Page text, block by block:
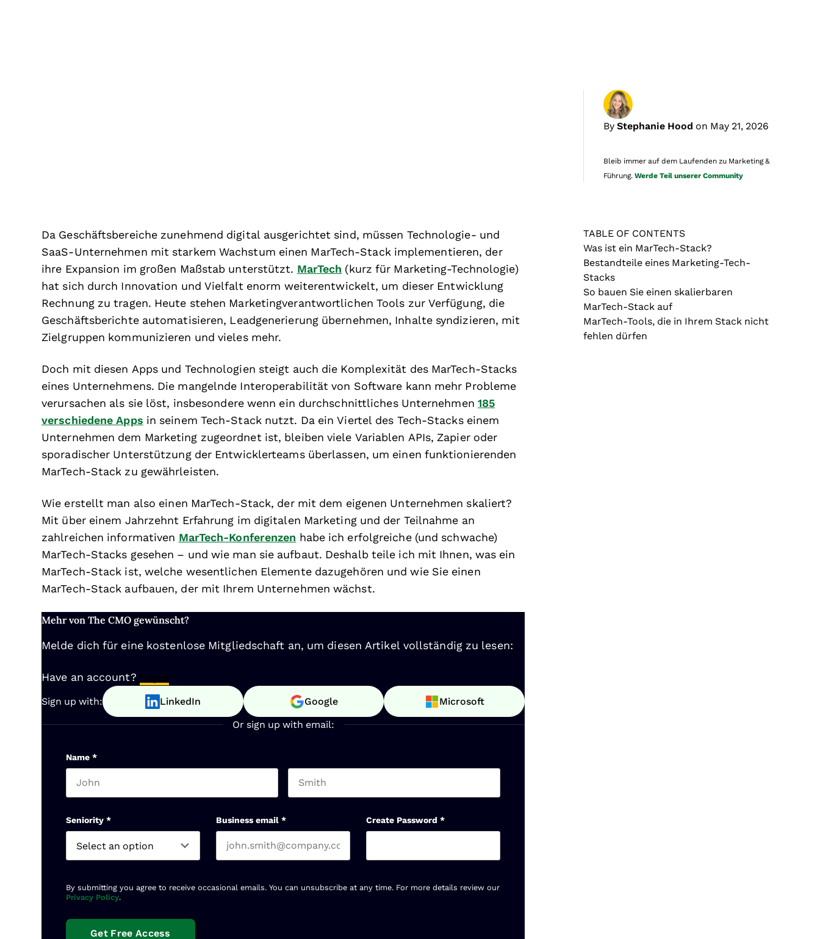
By Stephanie Hood on May 21, 2026
Bleib immer auf dem Laufenden zu Marketing &
Führung. Werde Teil unserer Community
Da Geschäftsbereiche zunehmend digital ausgerichtet sind, müssen Technologie- und
SaaS-Unternehmen mit starkem Wachstum einen MarTech-Stack implementieren, der
ihre Expansion im großen Maßstab unterstützt. MarTech (kurz für Marketing-Technologie)
hat sich durch Innovation und Vielfalt enorm weiterentwickelt, um dieser Entwicklung
Rechnung zu tragen. Heute stehen Marketingverantwortlichen Tools zur Verfügung, die
Geschäftsberichte automatisieren, Leadgenerierung übernehmen, Inhalte syndizieren, mit
Zielgruppen kommunizieren und vieles mehr.
Doch mit diesen Apps und Technologien steigt auch die Komplexität des MarTech-Stacks
eines Unternehmens. Die mangelnde Interoperabilität von Software kann mehr Probleme
verursachen als sie löst, insbesondere wenn ein durchschnittliches Unternehmen 185
verschiedene Apps in seinem Tech-Stack nutzt. Da ein Viertel des Tech-Stacks einem
Unternehmen dem Marketing zugeordnet ist, bleiben viele Variablen APIs, Zapier oder
sporadischer Unterstützung der Entwicklerteams überlassen, um einen funktionierenden
MarTech-Stack zu gewährleisten.
Wie erstellt man also einen MarTech-Stack, der mit dem eigenen Unternehmen skaliert?
Mit über einem Jahrzehnt Erfahrung im digitalen Marketing und der Teilnahme an
zahlreichen informativen MarTech-Konferenzen habe ich erfolgreiche (und schwache)
MarTech-Stacks gesehen – und wie man sie aufbaut. Deshalb teile ich mit Ihnen, was ein
MarTech-Stack ist, welche wesentlichen Elemente dazugehören und wie Sie einen
MarTech-Stack aufbauen, der mit Ihrem Unternehmen wächst.
Mehr von The CMO gewünscht?
Melde dich für eine kostenlose Mitgliedschaft an, um diesen Artikel vollständig zu lesen:
Have an account? Log In
Sign up with: LinkedIn Google Microsoft
Or sign up with email:
Name *
Seniority * Business email * Create Password *
By submitting you agree to receive occasional emails. You can unsubscribe at any time. For more details review our
Privacy Policy.
TABLE OF CONTENTS
Was ist ein MarTech-Stack?
Bestandteile eines Marketing-Tech-
Stacks
So bauen Sie einen skalierbaren
MarTech-Stack auf
MarTech-Tools, die in Ihrem Stack nicht
fehlen dürfen